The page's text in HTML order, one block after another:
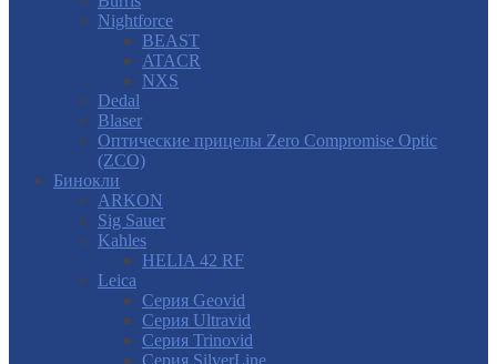
Nightforce
BEAST
ATACR
NXS
Dedal
Blaser
Оптические прицелы Zero Compromise Optic
(ZCO)
Бинокли
ARKON
Sig Sauer
Kahles
HELIA 42 RF
Leica
Серия Geovid
Серия Ultravid
Серия Trinovid
Серия SilverLine